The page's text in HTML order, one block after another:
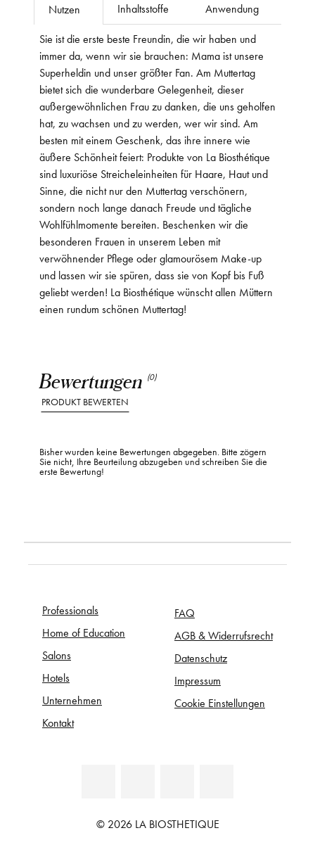
Bewertungen (0)
PRODUKT BEWERTEN
Bisher wurden keine Bewertungen abgegeben. Bitte zögern
Sie nicht, Ihre Beurteilung abzugeben und schreiben Sie die
erste Bewertung!
Nutzen Inhaltsstoffe Anwendung
Sie ist die erste beste Freundin, die wir haben und
immer da, wenn wir sie brauchen: Mama ist unsere
Superheldin und unser größter Fan. Am Muttertag
bietet sich die wunderbare Gelegenheit, dieser
außergewöhnlichen Frau zu danken, die uns geholfen
hat, zu wachsen und zu werden, wer wir sind. Am
besten mit einem Geschenk, das ihre innere wie
äußere Schönheit feiert: Produkte von La Biosthétique
sind luxuriöse Streicheleinheiten für Haare, Haut und
Sinne, die nicht nur den Muttertag verschönern,
sondern noch lange danach Freude und tägliche
Wohlfühlmomente bereiten. Beschenken wir die
besonderen Frauen in unserem Leben mit
verwöhnender Pflege oder glamourösem Make-up
und lassen wir sie spüren, dass sie von Kopf bis Fuß
geliebt werden! La Biosthétique wünscht allen Müttern
einen rundum schönen Muttertag!
Professionals
Home of Education
Salons
Hotels
Unternehmen
Kontakt
FAQ
AGB & Widerrufsrecht
Datenschutz
Impressum
Cookie Einstellungen
© 2026 LA BIOSTHETIQUE